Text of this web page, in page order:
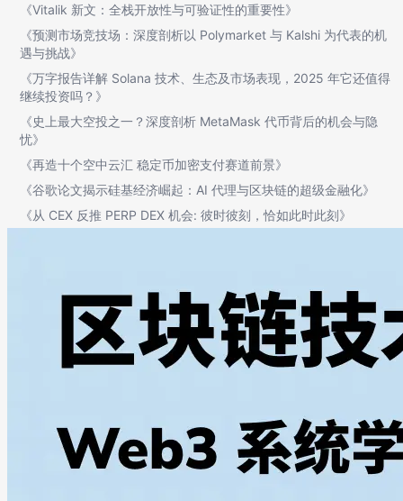
《Vitalik 新文：全栈开放性与可验证性的重要性》
《预测市场竞技场：深度剖析以 Polymarket 与 Kalshi 为代表的机
遇与挑战》
《万字报告详解 Solana 技术、生态及市场表现，2025 年它还值得
继续投资吗？》
《史上最大空投之一？深度剖析 MetaMask 代币背后的机会与隐
忧》
《再造十个空中云汇 稳定币加密支付赛道前景》
《谷歌论文揭示硅基经济崛起：AI 代理与区块链的超级金融化》
《从 CEX 反推 PERP DEX 机会: 彼时彼刻，恰如此时此刻》